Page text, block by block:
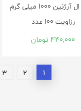
قرص ال آرژنین 1000 میلی گرم
رزاویت 100 عدد
440,000 تومان
1
2
3